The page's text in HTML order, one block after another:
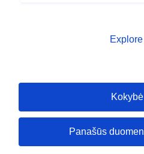
kaip grafiniai elementai jie gali
Kokybė
Panašūs